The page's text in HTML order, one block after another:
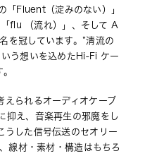
「Fluent（淀みのない）」
flu （流れ）」、そして A
を冠しています。”清流の
う想いを込めたHi-Fi ケー
えられるオーディオケーブ
抑え、音楽再生の邪魔をし
うした信号伝送のセオリー
線材・素材・構造はもちろ